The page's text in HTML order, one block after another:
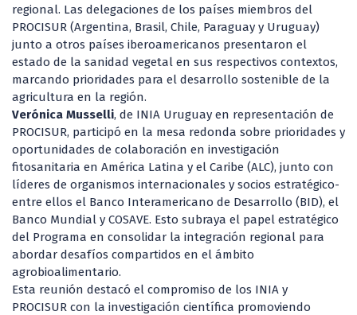
regional. Las delegaciones de los países miembros del
PROCISUR (Argentina, Brasil, Chile, Paraguay y Uruguay)
junto a otros países iberoamericanos presentaron el
estado de la sanidad vegetal en sus respectivos contextos,
marcando prioridades para el desarrollo sostenible de la
agricultura en la región.
Verónica Musselli, de INIA Uruguay en representación de
PROCISUR, participó en la mesa redonda sobre prioridades y
oportunidades de colaboración en investigación
fitosanitaria en América Latina y el Caribe (ALC), junto con
líderes de organismos internacionales y socios estratégico-
entre ellos el Banco Interamericano de Desarrollo (BID), el
Banco Mundial y COSAVE. Esto subraya el papel estratégico
del Programa en consolidar la integración regional para
abordar desafíos compartidos en el ámbito
agrobioalimentario.
Esta reunión destacó el compromiso de los INIA y
PROCISUR con la investigación científica promoviendo